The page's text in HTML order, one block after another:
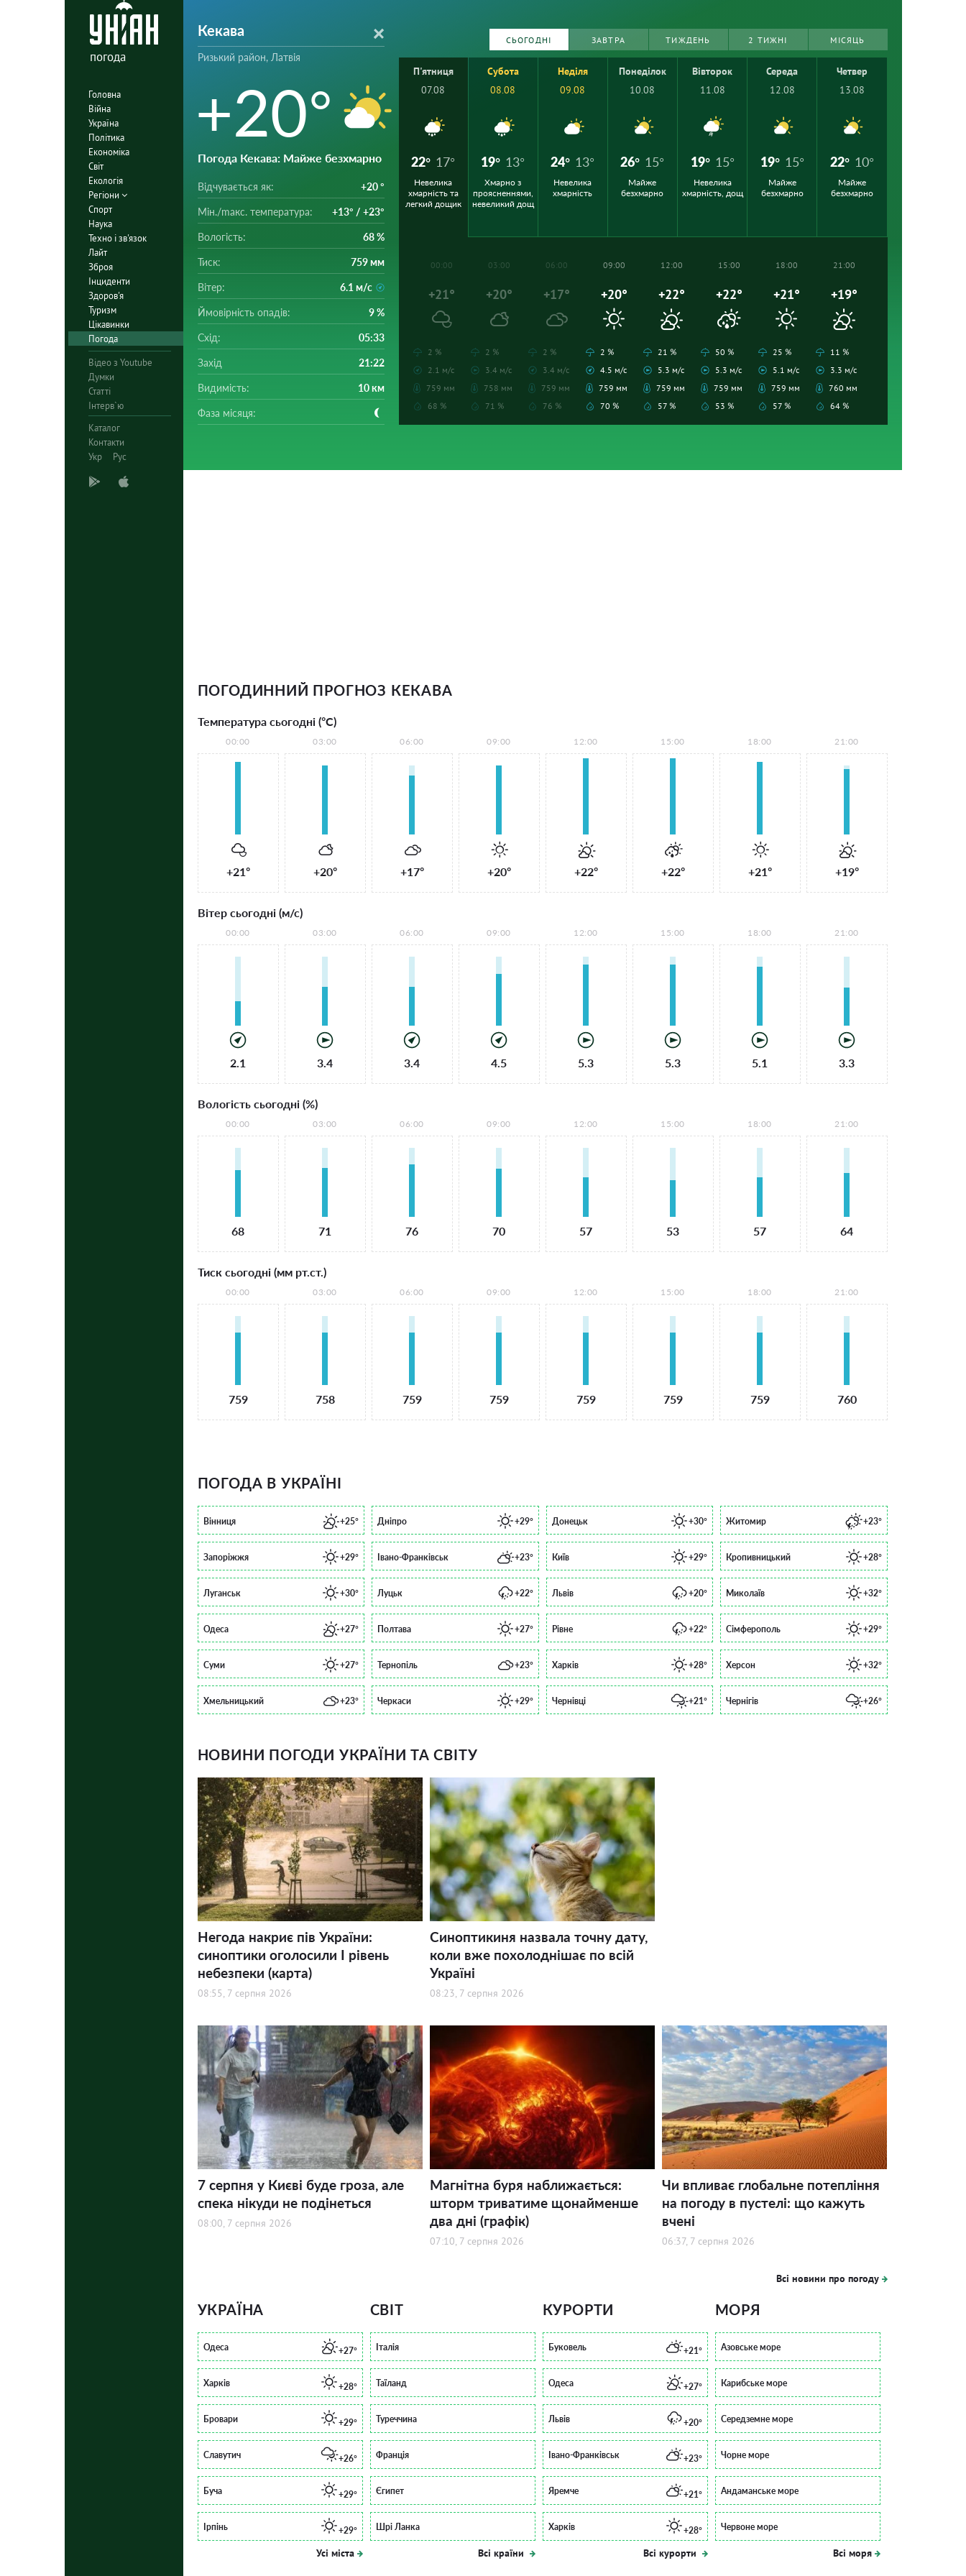
погода
Головна
Війна
Україна
Політика
Економіка
Світ
Екологія
Регіони
Спорт
Наука
Техно і зв'язок
Лайт
Зброя
Інциденти
Здоров'я
Туризм
Цікавинки
Погода
Відео з Youtube
Думки
Статті
Інтерв`ю
Каталог
Контакти
Укр
Рус
Кекава
Ризький район, Латвія
+20°
Погода Кекава: Майже безхмарно
Відчувається як: +20 °
Мін./mакс. температура: +13° / +23°
Вологість: 68 %
Тиск: 759 мм
Вітер: 6.1 м/с
Ймовірність опадів: 9 %
Схід: 05:33
Захід 21:22
Видимість: 10 км
Фаза місяця:
СЬОГОДНІ ЗАВТРА ТИЖДЕНЬ 2 ТИЖНІ МІСЯЦЬ
П'ятниця
07.08
22° 17°
Невелика
хмарність та
легкий дощик
Субота
08.08
19° 13°
Хмарно з
проясненнями,
невеликий дощ
Неділя
09.08
24° 13°
Невелика
хмарність
Понеділок
10.08
26° 15°
Майже
безхмарно
Вівторок
11.08
19° 15°
Невелика
хмарність, дощ
Середа
12.08
19° 15°
Майже
безхмарно
Четвер
13.08
22° 10°
Майже
безхмарно
00:00
+21°
2 %
2.1 м/с
759 мм
68 %
03:00
+20°
2 %
3.4 м/с
758 мм
71 %
06:00
+17°
2 %
3.4 м/с
759 мм
76 %
09:00
+20°
2 %
4.5 м/с
759 мм
70 %
12:00
+22°
21 %
5.3 м/с
759 мм
57 %
15:00
+22°
50 %
5.3 м/с
759 мм
53 %
18:00
+21°
25 %
5.1 м/с
759 мм
57 %
21:00
+19°
11 %
3.3 м/с
760 мм
64 %
ПОГОДИННИЙ ПРОГНОЗ КЕКАВА
Температура сьогодні (°С)
00:00
+21°
03:00
+20°
06:00
+17°
09:00
+20°
12:00
+22°
15:00
+22°
18:00
+21°
21:00
+19°
Вітер сьогодні (м/с)
00:00
2.1
03:00
3.4
06:00
3.4
09:00
4.5
12:00
5.3
15:00
5.3
18:00
5.1
21:00
3.3
Вологість сьогодні (%)
00:00
68
03:00
71
06:00
76
09:00
70
12:00
57
15:00
53
18:00
57
21:00
64
Тиск сьогодні (мм рт.ст.)
00:00
759
03:00
758
06:00
759
09:00
759
12:00
759
15:00
759
18:00
759
21:00
760
ПОГОДА В УКРАЇНІ
Вінниця +25° Дніпро +29° Донецьк +30° Житомир +23°
Запоріжжя +29° Івано-Франківськ +23° Київ +29° Кропивницький +28°
Луганськ +30° Луцьк +22° Львів +20° Миколаїв +32°
Одеса +27° Полтава +27° Рівне +22° Сімферополь +29°
Суми +27° Тернопіль +23° Харків +28° Херсон +32°
Хмельницький +23° Черкаси +29° Чернівці +21° Чернігів +26°
НОВИНИ ПОГОДИ УКРАЇНИ ТА СВІТУ
Негода накриє пів України:
синоптики оголосили І рівень
небезпеки (карта)
08:55, 7 серпня 2026
Синоптикиня назвала точну дату,
коли вже похолоднішає по всій
Україні
08:23, 7 серпня 2026
7 серпня у Києві буде гроза, але
спека нікуди не подінеться
08:00, 7 серпня 2026
Магнітна буря наближається:
шторм триватиме щонайменше
два дні (графік)
07:10, 7 серпня 2026
Чи впливає глобальне потепління
на погоду в пустелі: що кажуть
вчені
06:37, 7 серпня 2026
Всі новини про погоду
УКРАЇНА
Одеса +27°
Харків +28°
Бровари +29°
Славутич +26°
Буча +29°
Ірпінь +29°
Усі міста
СВІТ
Італія
Таїланд
Туреччина
Франція
Єгипет
Шрі Ланка
Всі країни
КУРОРТИ
Буковель +21°
Одеса +27°
Львів +20°
Івано-Франківськ +23°
Яремче +21°
Харків +28°
Всі курорти
МОРЯ
Азовське море
Карибське море
Середземне море
Чорне море
Андаманське море
Червоне море
Всі моря